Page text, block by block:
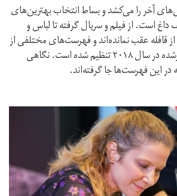
نفس‌های آخر را می‌کشد و بساط انتخاب بهترین‌های
است. از فیلم و سریال گرفته تا لباس و
قافله عقب نمانده‌اند و فهرست‌های مختلفی از
بهترین کتاب‌های منتشرشده در سال ۲۰۱۸ تنظیم شده است. نگاهی
در این فهرست‌ها جا گرفته‌اند.